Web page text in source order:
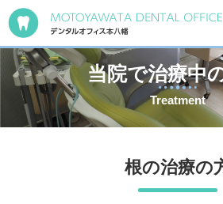
当院で治療中
Treatment
根の治療の